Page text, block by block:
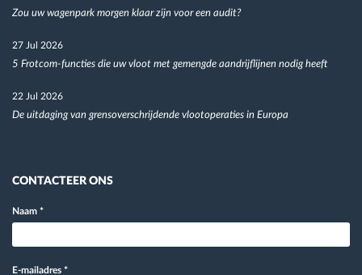
Zou uw wagenpark morgen klaar zijn voor een audit?
27 Jul 2026
5 Frotcom-functies die uw vloot met gemengde aandrijflijnen nodig heeft
22 Jul 2026
De uitdaging van grensoverschrijdende vlootoperaties in Europa
CONTACTEER ONS
Naam *
E-mailadres *